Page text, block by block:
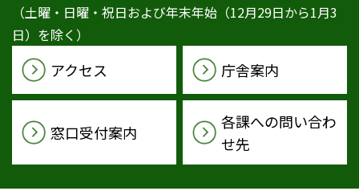
（土曜・日曜・祝日および年末年始（12月29日から1月3
日）を除く）
アクセス 庁舎案内
窓口受付案内
各課への問い合わ
せ先